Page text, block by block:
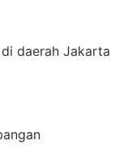
daerah Jakarta